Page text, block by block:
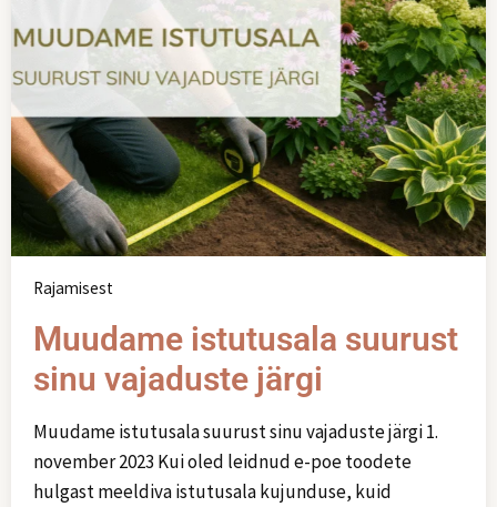
Rajamisest
Muudame istutusala suurust
sinu vajaduste järgi
Muudame istutusala suurust sinu vajaduste järgi 1.
november 2023 Kui oled leidnud e-poe toodete
hulgast meeldiva istutusala kujunduse, kuid